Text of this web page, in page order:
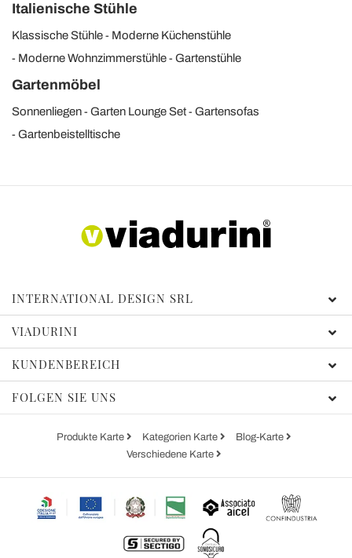
Italienische Stühle
Klassische Stühle
Moderne Küchenstühle
Moderne Wohnzimmerstühle
Gartenstühle
Gartenmöbel
Sonnenliegen Garten Lounge Set
Gartensofas
Gartenbeistelltische
INTERNATIONAL DESIGN SRL
VIADURINI
KUNDENBEREICH
FOLGEN SIE UNS
Produkte Karte Kategorien Karte
Blog-Karte
Verschiedene Karte